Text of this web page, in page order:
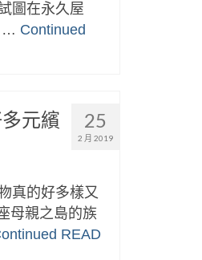
圖在永久屋
… Continued
25
2 月 2019
元繽
真的好多樣又
母親之島的族
READ